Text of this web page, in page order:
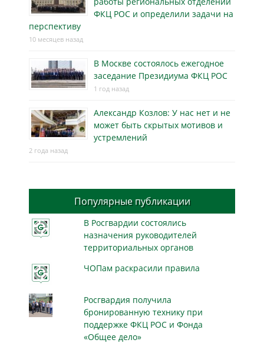
ФКЦ РОС и определили задачи на
перспективу
10 месяцев назад
В Москве состоялось ежегодное
заседание Президиума ФКЦ РОС
1 год назад
Александр Козлов: У нас нет и не
может быть скрытых мотивов и
устремлений
2 года назад
Популярные публикации
В Росгвардии состоялись
назначения руководителей
территориальных органов
ЧОПам раскрасили правила
Росгвардия получила
бронированную технику при
поддержке ФКЦ РОС и Фонда
«Общее дело»